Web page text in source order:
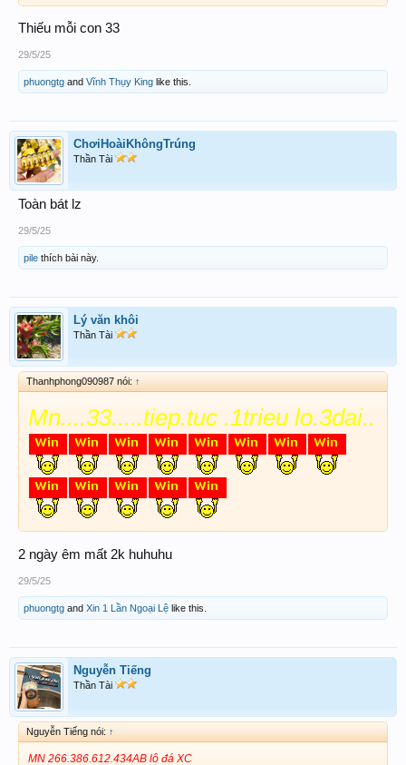
Thiếu mỗi con 33
29/5/25
phuongtg and Vĩnh Thụy King like this.
ChơiHoàiKhôngTrúng
Thần Tài
Toàn bát lz
29/5/25
pile thích bài này.
Lý văn khôi
Thần Tài
Thanhphong090987 nói: ↑
Mn....33.....tiep.tuc .1trieu lo.3dai..
2 ngày êm mất 2k huhuhu
29/5/25
phuongtg and Xin 1 Lần Ngoại Lệ like this.
Nguyễn Tiếng
Thần Tài
Nguyễn Tiếng nói: ↑
MN 266.386.612.434AB lô đá XC